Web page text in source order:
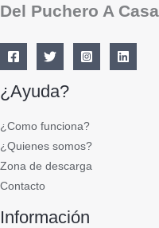
Del Puchero A Casa
¿Ayuda?
¿Como funciona?
¿Quienes somos?
Zona de descarga
Contacto
Información